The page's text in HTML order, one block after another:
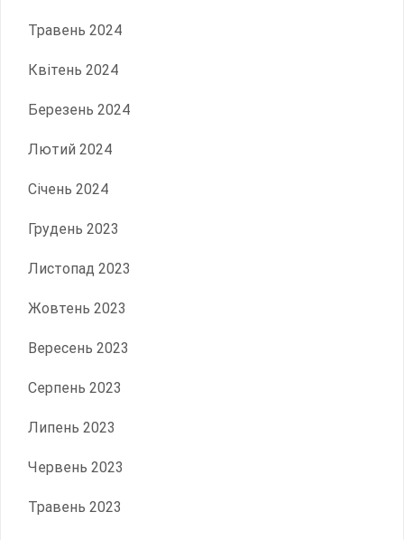
Травень 2024
Квітень 2024
Березень 2024
Лютий 2024
Січень 2024
Грудень 2023
Листопад 2023
Жовтень 2023
Вересень 2023
Серпень 2023
Липень 2023
Червень 2023
Травень 2023